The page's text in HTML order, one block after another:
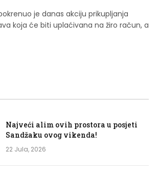
je danas akciju prikupljanja
koja će biti uplaćivana na žiro račun, a
Najveći alim ovih prostora u posjeti
Sandžaku ovog vikenda!
22 Jula, 2026